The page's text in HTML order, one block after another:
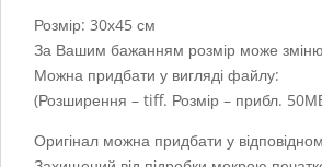
Розмір: 30х45 см
За Вашим бажанням розмір може
Можна придбати у вигляді файлу:
(Розширення – tiff. Розмір – прибл.
Оригінал можна придбати у